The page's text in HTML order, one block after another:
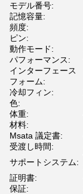
モデル番号:
記憶容量:
頻度:
ピン:
動作モード:
パフォーマンス:
インターフェース
フォーム:
冷却フィン:
色:
体重:
材料:
Msata 議定書:
受渡し時間:
サポートシステム:
証明書:
保証: